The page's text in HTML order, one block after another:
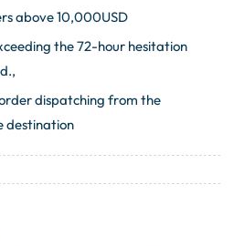
above 10,000USD
the 72-hour hesitation
dispatching from the
destination